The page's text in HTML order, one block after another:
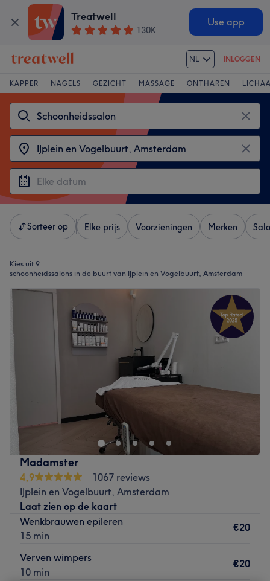
Treatwell
130K
Use app
NL INLOGGEN
KAPPER NAGELS GEZICHT MASSAGE ONTHAREN
Sorteer op Elke prijs Voorzieningen Merken
Kies uit 9
schoonheidssalons in de buurt van IJplein en Vogelbuurt, Amsterdam
Madamster
4,9
1067 reviews
IJplein en Vogelbuurt, Amsterdam
Laat zien op de kaart
Wenkbrauwen epileren
15 min
€20
Verven wimpers
10 min
€20